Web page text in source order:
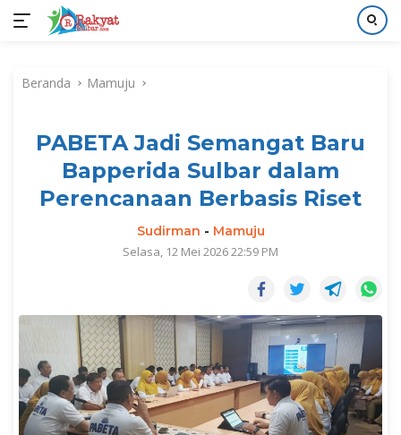
kontenBeranda Mamuju
PABETA Jadi Semangat Baru
Bapperida Sulbar dalam
Perencanaan Berbasis Riset
Sudirman - Mamuju
Selasa, 12 Mei 2026 22:59 PM